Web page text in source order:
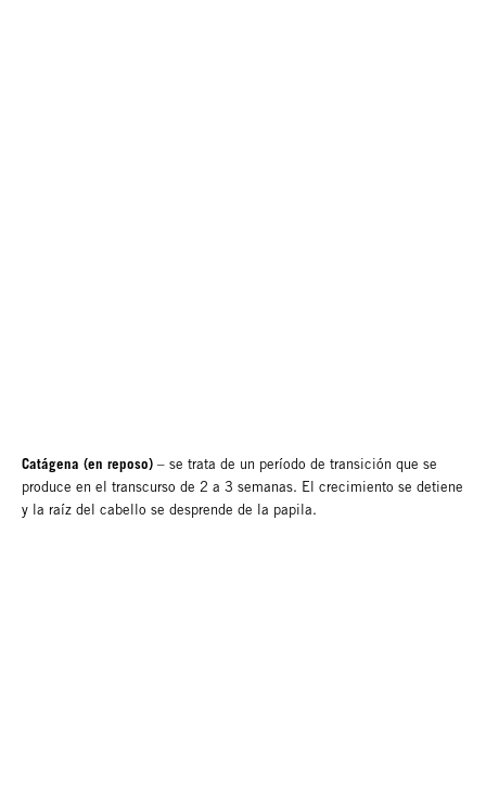
Catágena (en reposo) – se trata de un período de transición que se
produce en el transcurso de 2 a 3 semanas. El crecimiento se detiene
y la raíz del cabello se desprende de la papila.